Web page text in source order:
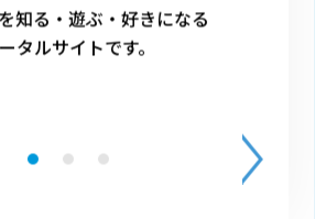
知る・遊ぶ・好きになる
タルサイトです。